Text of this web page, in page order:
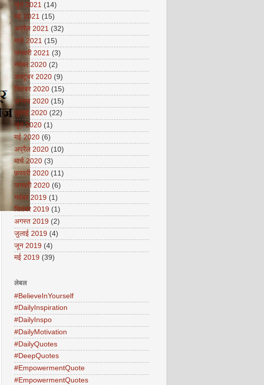
जून 2021 (14)
मई 2021 (15)
अप्रैल 2021 (32)
मार्च 2021 (15)
जनवरी 2021 (3)
नवंबर 2020 (2)
अक्टूबर 2020 (9)
सितंबर 2020 (15)
अगस्त 2020 (15)
जुलाई 2020 (22)
जून 2020 (1)
मई 2020 (6)
अप्रैल 2020 (10)
मार्च 2020 (3)
फ़रवरी 2020 (11)
जनवरी 2020 (6)
नवंबर 2019 (1)
सितंबर 2019 (1)
अगस्त 2019 (2)
जुलाई 2019 (4)
जून 2019 (4)
मई 2019 (39)
लेबल
#BelieveInYourself
#DailyInspiration
#DailyInspo
#DailyMotivation
#DailyQuotes
#DeepQuotes
#EmpowermentQuote
#EmpowermentQuotes